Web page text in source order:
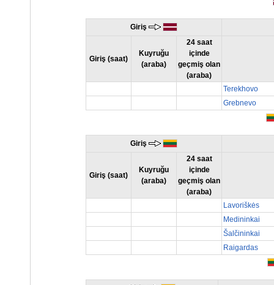
Giriş
Giriş (saat)
Kuyruğu
(araba)
24 saat
içinde
geçmiş olan
(araba)
Terekhovo
Grebnevo
Giriş
Giriş (saat)
Kuyruğu
(araba)
24 saat
içinde
geçmiş olan
(araba)
Lavoriškės
Medininkai
Šalčininkai
Raigardas